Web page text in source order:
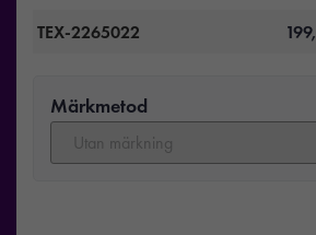
TEX-2265022
Märkmetod